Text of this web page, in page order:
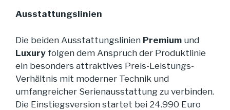
Ausstattungslinien
Die beiden Ausstattungslinien Premium und
Luxury folgen dem Anspruch der Produktlinie
ein besonders attraktives Preis-Leistungs-
Verhältnis mit moderner Technik und
umfangreicher Serienausstattung zu verbinden.
Die Einstiegsversion startet bei 24.990 Euro